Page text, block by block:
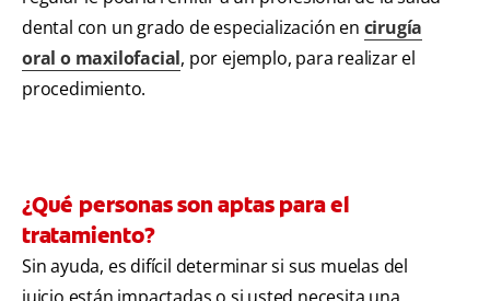
dental con un grado de especialización en cirugía
oral o maxilofacial, por ejemplo, para realizar el
procedimiento.
¿Qué personas son aptas para el
tratamiento?
Sin ayuda, es difícil determinar si sus muelas del